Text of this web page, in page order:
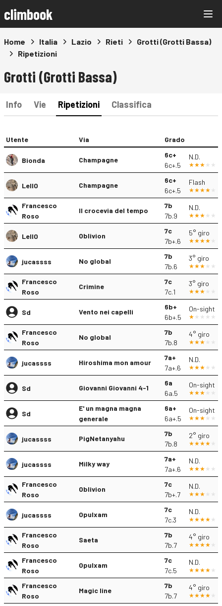
climbook
Home Italia Lazio Rieti
Grotti (Grotti Bassa)
Ripetizioni
Grotti (Grotti Bassa)
Info Vie Ripetizioni Classifica
Utente Via Grado
Bionda Champagne
6c+
6c+.5
N.D.
Lell0 Champagne
6c+
6c+.5
Flash
Francesco
Roso
Il crocevia del tempo
7b
7b.9
N.D.
Lell0 Oblivion
7c
7b+.6
5° giro
jucassss No global
7b
7b.6
3° giro
Francesco
Roso
Crimine
7c
7c.1
3° giro
Sd Vento nei capelli
6b+
6b+.5
On-sight
Francesco
Roso
No global
7b
7b.8
4° giro
jucassss Hiroshima mon amour
7a+
7a+.6
N.D.
Sd Giovanni Giovanni 4-1
6a
6a.5
On-sight
Sd
E' un magna magna
generale
6a+
6a+.5
On-sight
jucassss PigNetanyahu
7b
7b.8
2° giro
jucassss Milky way
7a+
7a+.6
N.D.
Francesco
Roso
Oblivion
7c
7b+.7
N.D.
jucassss Opulxam
7c
7c.3
N.D.
Francesco
Roso
Saeta
7b
7b.7
4° giro
Francesco
Roso
Opulxam
7c
7c.5
N.D.
Francesco
Roso
Magic line
7b
7b.7
4° giro